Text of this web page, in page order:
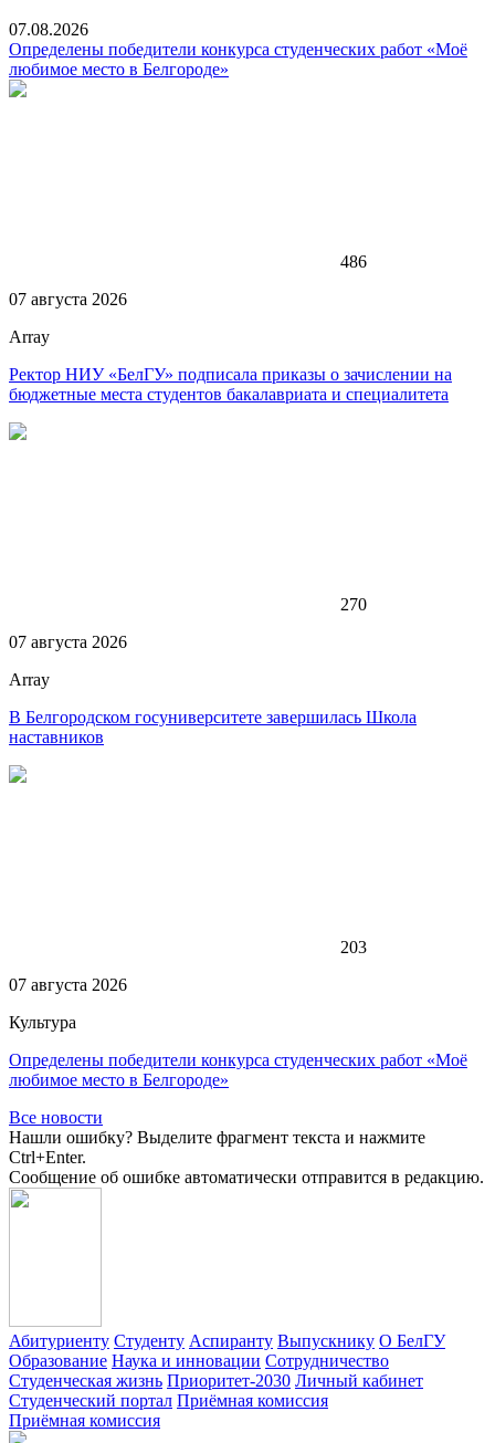
07.08.2026
Определены победители конкурса студенческих работ «Моё
любимое место в Белгороде»
486
07 августа 2026
Array
Ректор НИУ «БелГУ» подписала приказы о зачислении на
бюджетные места студентов бакалавриата и специалитета
270
07 августа 2026
Array
В Белгородском госуниверситете завершилась Школа
наставников
203
07 августа 2026
Культура
Определены победители конкурса студенческих работ «Моё
любимое место в Белгороде»
Все новости
Нашли ошибку? Выделите фрагмент текста и нажмите
Ctrl+Enter.
Сообщение об ошибке автоматически отправится в редакцию.
Абитуриенту Студенту Аспиранту Выпускнику О БелГУ
Образование Наука и инновации Сотрудничество
Студенческая жизнь Приоритет-2030 Личный кабинет
Студенческий портал Приёмная комиссия
Приёмная комиссия